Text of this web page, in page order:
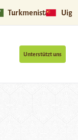
Turkmenistan
Unterstützt uns